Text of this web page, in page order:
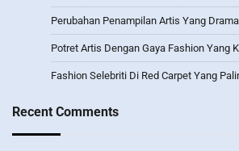
Perubahan Penampilan Artis Yang
Potret Artis Dengan Gaya Fashion Yang
Fashion Selebriti Di Red Carpet Yang
Recent Comments